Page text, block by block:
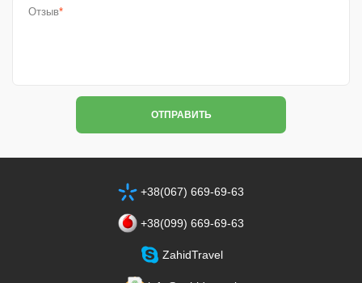
Отзыв*
ОТПРАВИТЬ
+38(067) 669-69-63
+38‎(099) 669-69-63
ZahidTravel